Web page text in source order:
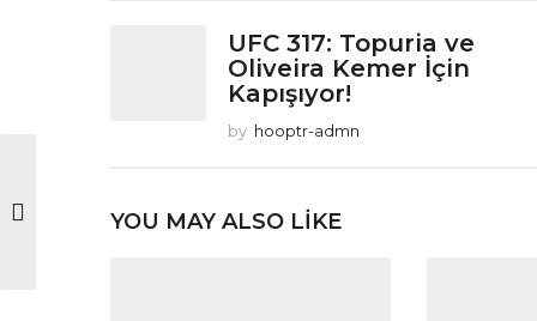
UFC 317: Topuria ve
Oliveira Kemer İçin
Kapışıyor!
by hooptr-admn
YOU MAY ALSO LIKE